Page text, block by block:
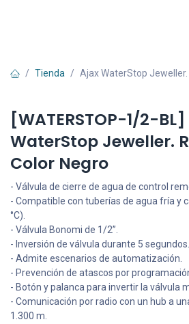
Tienda Ajax WaterStop Jeweller.
[WATERSTOP-1/2-
WaterStop Jeweller.
Color Negro
- Válvula de cierre de agua de control
- Compatible con tuberías de agua fría y
°C).
- Válvula Bonomi de 1/2’’.
- Inversión de válvula durante 5 segundos.
- Admite escenarios de automatización.
- Prevención de atascos por
- Botón y palanca para invertir la válvula
- Comunicación por radio con un hub a
1.300 m.